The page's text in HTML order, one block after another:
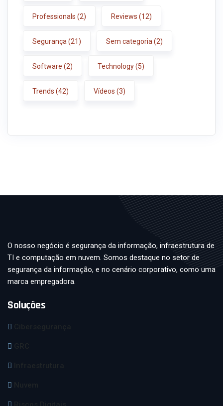
Professionals (2) Reviews (12)
Segurança (21) Sem categoria (2)
Software (2) Technology(5)
Trends (42) Vídeos (3)
O nosso negócio é segurança da informação, infraestrutura de
TI e computação em nuvem. Somos destaque no setor de
segurança da informação, e no cenário corporativo, como uma
marca empregadora.
Soluções